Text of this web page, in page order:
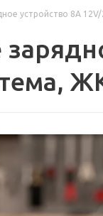
устройство 8A